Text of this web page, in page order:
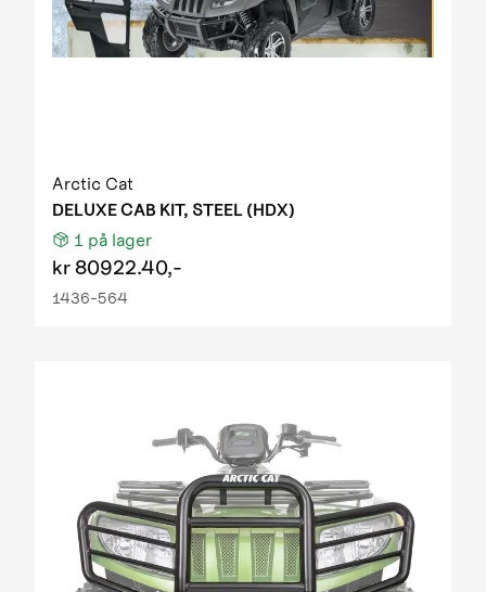
Arctic Cat
DELUXE CAB KIT, STEEL (HDX)
1 på lager
kr80922.40,-
1436-564